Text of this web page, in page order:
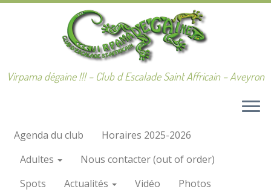
Passer
Virpama dégaine !!! – Club d Escalade Saint Affricain – Aveyron
Agenda du club
Horaires 2025-2026
Adultes
Nous contacter (out of order)
Spots
Actualités Vidéo Photos